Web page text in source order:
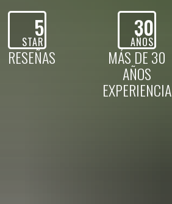
5
STAR
RESEÑAS
30
AÑOS
MÁS DE 30
AÑOS
EXPERIENCIA